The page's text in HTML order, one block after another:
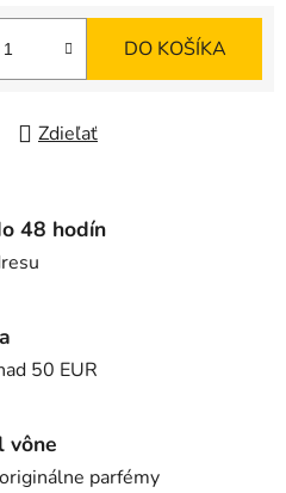
DO KOŠÍKA
Zdieľať
48 hodín
50 EUR
vône
parfémy